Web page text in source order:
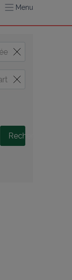
Menu
Rechercher